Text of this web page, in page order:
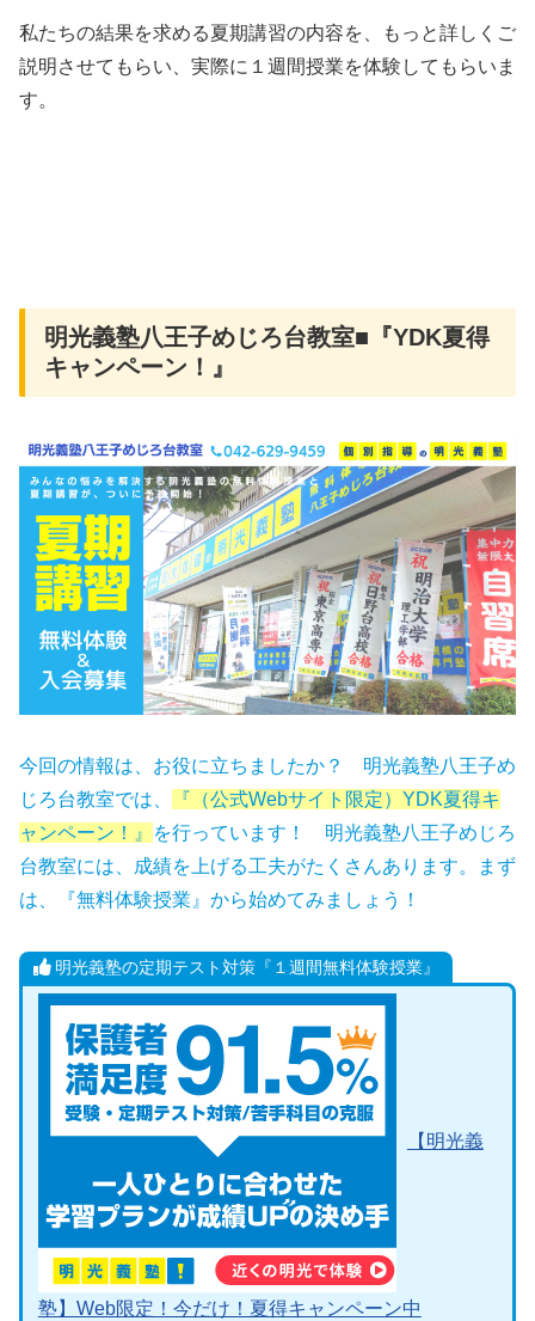
私たちの結果を求める夏期講習の内容を、もっと詳しくご
説明させてもらい、実際に１週間授業を体験してもらいま
す。
明光義塾八王子めじろ台教室■『YDK夏得
キャンペーン！』
今回の情報は、お役に立ちましたか？ 明光義塾八王子め
じろ台教室では、
『（公式Webサイト限定）YDK夏得キ
ャンペーン！』
を行っています！ 明光義塾八王子めじろ
台教室には、成績を上げる工夫がたくさんあります。まず
は、『無料体験授業』から始めてみましょう！
明光義塾の定期テスト対策『１週間無料体験授業』
【明光義
塾】Web限定！今だけ！夏得キャンペーン中